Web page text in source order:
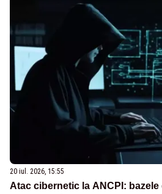
20 iul. 2026, 15:55
Atac cibernetic la ANCPI: